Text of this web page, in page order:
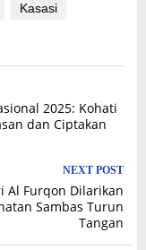
Kasasi
2025: Kohati
dan Ciptakan
NEXT POST
Al Furqon Dilarikan
Sambas Turun
Tangan